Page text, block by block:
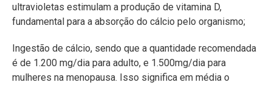
ultravioletas estimulam a produção de vitamina D,
fundamental para a absorção do cálcio pelo organismo;
Ingestão de cálcio, sendo que a quantidade recomendada
é de 1.200 mg/dia para adulto, e 1.500mg/dia para
mulheres na menopausa. Isso significa em média o